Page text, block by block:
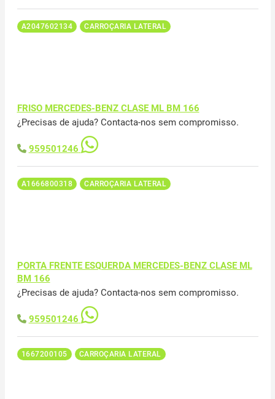
A2047602134 CARROÇARIA LATERAL
FRISO MERCEDES-BENZ CLASE ML BM 166
¿Precisas de ajuda? Contacta-nos sem compromisso.
959501246
A1666800318 CARROÇARIA LATERAL
PORTA FRENTE ESQUERDA MERCEDES-BENZ CLASE ML
BM 166
¿Precisas de ajuda? Contacta-nos sem compromisso.
959501246
1667200105 CARROÇARIA LATERAL